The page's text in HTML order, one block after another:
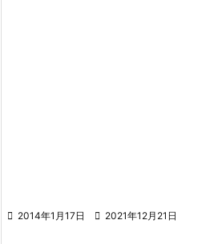
 2014年1月17日  2021年12月21日